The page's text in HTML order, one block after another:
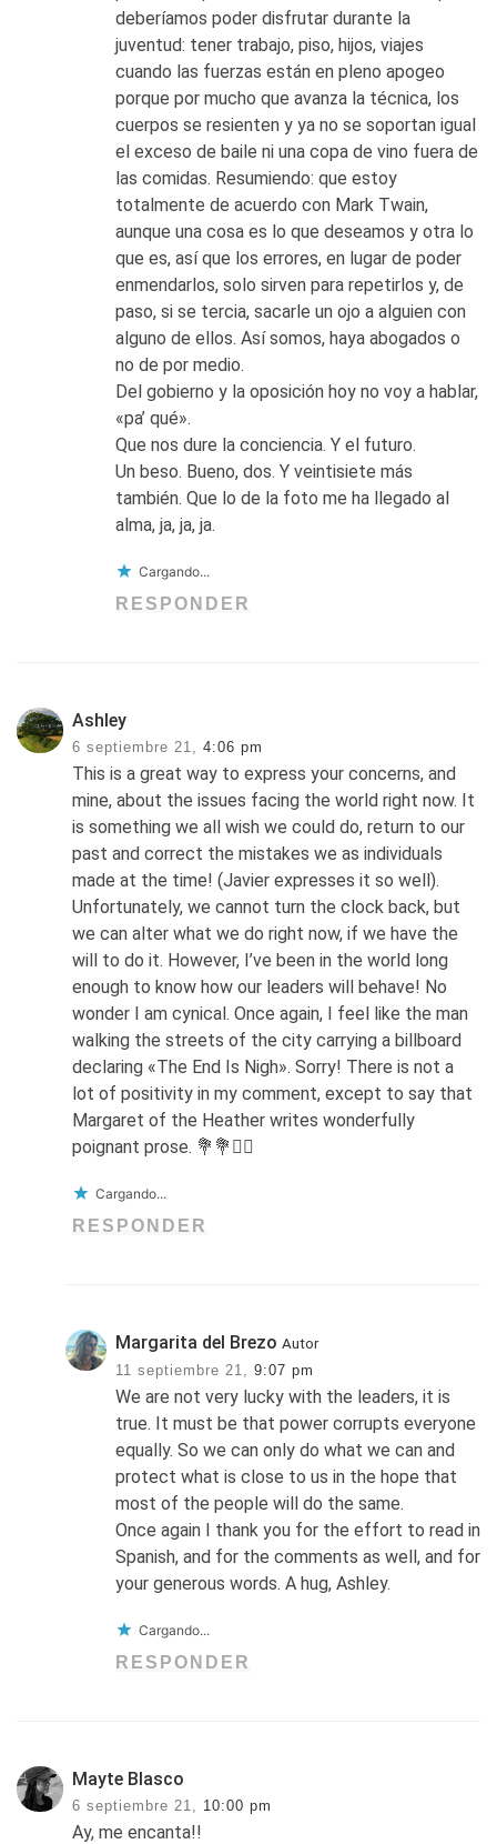
deberíamos poder disfrutar durante la
juventud: tener trabajo, piso, hijos, viajes
cuando las fuerzas están en pleno apogeo
porque por mucho que avanza la técnica, los
cuerpos se resienten y ya no se soportan igual
el exceso de baile ni una copa de vino fuera de
las comidas. Resumiendo: que estoy
totalmente de acuerdo con Mark Twain,
aunque una cosa es lo que deseamos y otra lo
que es, así que los errores, en lugar de poder
enmendarlos, solo sirven para repetirlos y, de
paso, si se tercia, sacarle un ojo a alguien con
alguno de ellos. Así somos, haya abogados o
no de por medio.
Del gobierno y la oposición hoy no voy a hablar,
«pa’ qué».
Que nos dure la conciencia. Y el futuro.
Un beso. Bueno, dos. Y veintisiete más
también. Que lo de la foto me ha llegado al
alma, ja, ja, ja.
Cargando...
RESPONDER
Ashley
6 septiembre 21, 4:06 pm
This is a great way to express your concerns, and
mine, about the issues facing the world right now. It
is something we all wish we could do, return to our
past and correct the mistakes we as individuals
made at the time! (Javier expresses it so well).
Unfortunately, we cannot turn the clock back, but
we can alter what we do right now, if we have the
will to do it. However, I’ve been in the world long
enough to know how our leaders will behave! No
wonder I am cynical. Once again, I feel like the man
walking the streets of the city carrying a billboard
declaring «The End Is Nigh». Sorry! There is not a
lot of positivity in my comment, except to say that
Margaret of the Heather writes wonderfully
poignant prose. 💐💐🙋‍♂️
Cargando...
RESPONDER
Margarita del Brezo Autor
11 septiembre 21,
9:07 pm
We are not very lucky with the leaders, it is
true. It must be that power corrupts everyone
equally. So we can only do what we can and
protect what is close to us in the hope that
most of the people will do the same.
Once again I thank you for the effort to read in
Spanish, and for the comments as well, and for
your generous words. A hug, Ashley.
Cargando...
RESPONDER
Mayte Blasco
6 septiembre 21, 10:00 pm
Ay, me encanta!!